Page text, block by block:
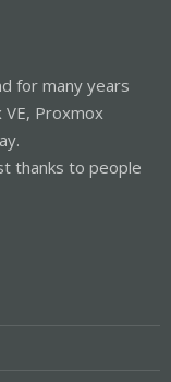
for many years
Proxmox
thanks to people